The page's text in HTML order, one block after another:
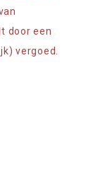
door een
vergoed.